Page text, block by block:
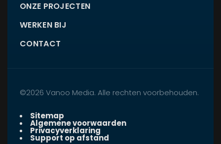
ONZE PROJECTEN
WERKEN BIJ
CONTACT
©2026 Vanoo Media. Alle rechten voorbehouden.
Sitemap
Algemene voorwaarden
Privacyverklaring
Support op afstand